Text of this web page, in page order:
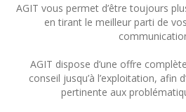
AGIT vous permet d’être toujours
en tirant le meilleur parti de
AGIT dispose d’une offre
conseil jusqu’à l’exploitation, afin
pertinente aux